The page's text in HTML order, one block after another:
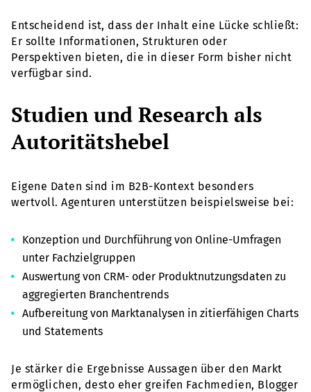
Entscheidend ist, dass der Inhalt eine Lücke schließt:
Er sollte Informationen, Strukturen oder
Perspektiven bieten, die in dieser Form bisher nicht
verfügbar sind.
Studien und Research als
Autoritätshebel
Eigene Daten sind im B2B-Kontext besonders
wertvoll. Agenturen unterstützen beispielsweise bei:
Konzeption und Durchführung von Online-Umfragen
unter Fachzielgruppen
Auswertung von CRM- oder Produktnutzungsdaten zu
aggregierten Branchentrends
Aufbereitung von Marktanalysen in zitierfähigen Charts
und Statements
Je stärker die Ergebnisse Aussagen über den Markt
ermöglichen, desto eher greifen Fachmedien, Blogger